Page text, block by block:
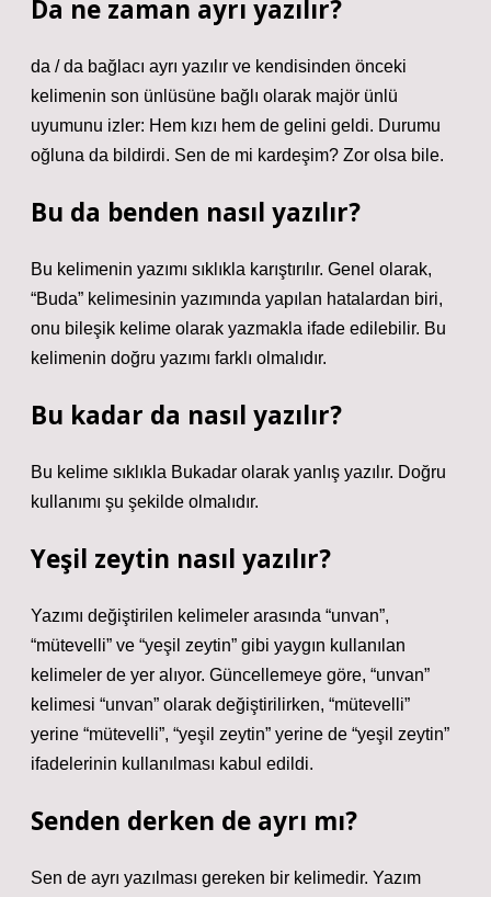
Da ne zaman ayrı yazılır?
da / da bağlacı ayrı yazılır ve kendisinden önceki
kelimenin son ünlüsüne bağlı olarak majör ünlü
uyumunu izler: Hem kızı hem de gelini geldi. Durumu
oğluna da bildirdi. Sen de mi kardeşim? Zor olsa bile.
Bu da benden nasıl yazılır?
Bu kelimenin yazımı sıklıkla karıştırılır. Genel olarak,
“Buda” kelimesinin yazımında yapılan hatalardan biri,
onu bileşik kelime olarak yazmakla ifade edilebilir. Bu
kelimenin doğru yazımı farklı olmalıdır.
Bu kadar da nasıl yazılır?
Bu kelime sıklıkla Bukadar olarak yanlış yazılır. Doğru
kullanımı şu şekilde olmalıdır.
Yeşil zeytin nasıl yazılır?
Yazımı değiştirilen kelimeler arasında “unvan”,
“mütevelli” ve “yeşil zeytin” gibi yaygın kullanılan
kelimeler de yer alıyor. Güncellemeye göre, “unvan”
kelimesi “unvan” olarak değiştirilirken, “mütevelli”
yerine “mütevelli”, “yeşil zeytin” yerine de “yeşil zeytin”
ifadelerinin kullanılması kabul edildi.
Senden derken de ayrı mı?
Sen de ayrı yazılması gereken bir kelimedir. Yazım